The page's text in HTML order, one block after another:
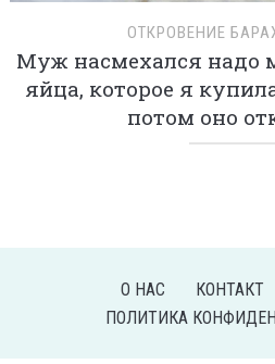
ОТКРОВЕНИЕ
Муж насмехался надо
яйца, которое я
потом оно
О НАС КОНТАКТ
ПОЛИТИКА